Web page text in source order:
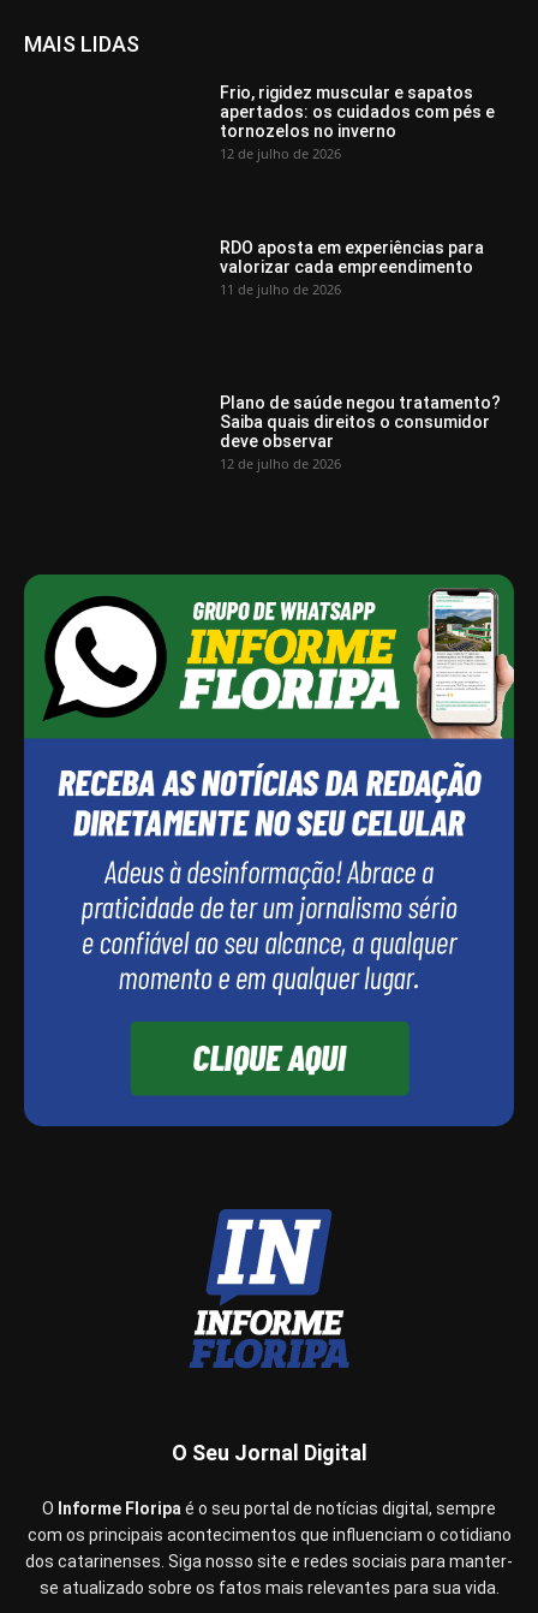
MAIS LIDAS
Frio, rigidez muscular e sapatos
apertados: os cuidados com pés e
tornozelos no inverno
12 de julho de 2026
RDO aposta em experiências para
valorizar cada empreendimento
11 de julho de 2026
Plano de saúde negou tratamento?
Saiba quais direitos o consumidor
deve observar
12 de julho de 2026
O Seu Jornal Digital
O Informe Floripa é o seu portal de notícias digital, sempre
com os principais acontecimentos que influenciam o cotidiano
dos catarinenses. Siga nosso site e redes sociais para manter-
se atualizado sobre os fatos mais relevantes para sua vida.